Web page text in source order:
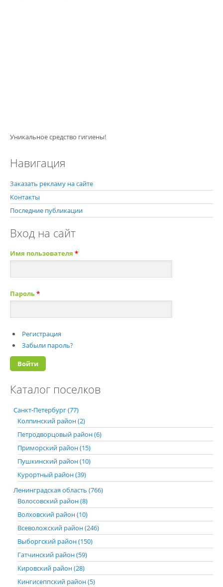
Уникальное средство гигиены!
Навигация
Заказать рекламу на сайте
Контакты
Последние публикации
Вход на сайт
Имя пользователя *
Пароль*
Регистрация
Забыли пароль?
Каталог поселков
Санкт-Петербург (77)
Колпинский район (2)
Петродворцовый район (6)
Приморский район (15)
Пушкинский район (10)
Курортный район (39)
Ленинградская область (766)
Волосовский район (8)
Волховский район (10)
Всеволожский район (246)
Выборгский район (150)
Гатчинский район (59)
Кировский район (28)
Кингисеппский район (5)